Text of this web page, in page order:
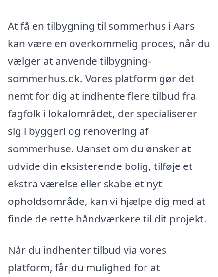
At få en tilbygning til sommerhus i Aars
kan være en overkommelig proces, når du
vælger at anvende tilbygning-
sommerhus.dk. Vores platform gør det
nemt for dig at indhente flere tilbud fra
fagfolk i lokalområdet, der specialiserer
sig i byggeri og renovering af
sommerhuse. Uanset om du ønsker at
udvide din eksisterende bolig, tilføje et
ekstra værelse eller skabe et nyt
opholdsområde, kan vi hjælpe dig med at
finde de rette håndværkere til dit projekt.
Når du indhenter tilbud via vores
platform, får du mulighed for at